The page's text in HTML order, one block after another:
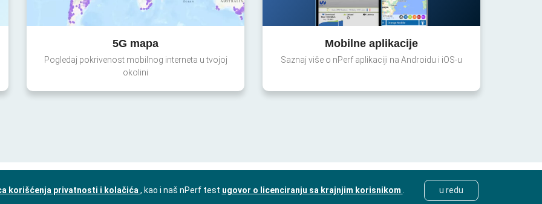
5G mapa
Pogledaj pokrivenost mobilnog interneta u tvojoj
okolini
Mobilne aplikacije
Saznaj više o nPerf aplikaciji na Androidu i iOS-u
korišćenja privatnosti i kolačića , kao i naš nPerf test ugovor o licenciranju sa krajnjim korisnikom u redu